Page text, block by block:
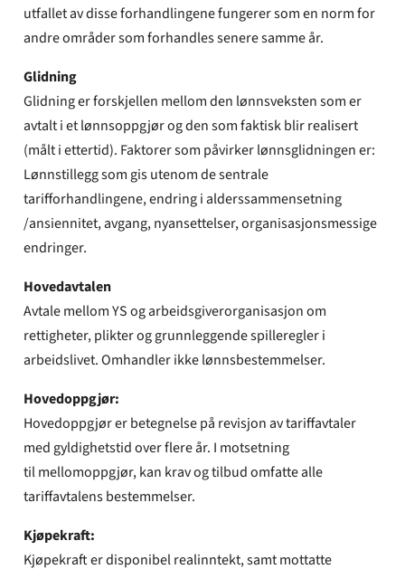
utfallet av disse forhandlingene fungerer som en norm for
andre områder som forhandles senere samme år.
Glidning
Glidning er forskjellen mellom den lønnsveksten som er
avtalt i et lønnsoppgjør og den som faktisk blir realisert
(målt i ettertid). Faktorer som påvirker lønnsglidningen er:
Lønnstillegg som gis utenom de sentrale
tarifforhandlingene, endring i alderssammensetning
/ansiennitet, avgang, nyansettelser, organisasjonsmessige
endringer.
Hovedavtalen
Avtale mellom YS og arbeidsgiverorganisasjon om
rettigheter, plikter og grunnleggende spilleregler i
arbeidslivet. Omhandler ikke lønnsbestemmelser.
Hovedoppgjør:
Hovedoppgjør er betegnelse på revisjon av tariffavtaler
med gyldighetstid over flere år. I motsetning
til mellomoppgjør, kan krav og tilbud omfatte alle
tariffavtalens bestemmelser.
Kjøpekraft:
Kjøpekraft er disponibel realinntekt, samt mottatte